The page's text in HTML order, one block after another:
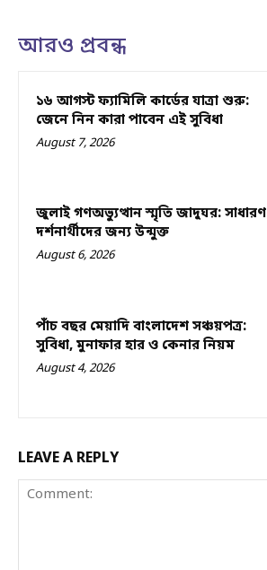
আরও প্রবন্ধ
১৬ আগস্ট ফ্যামিলি কার্ডের যাত্রা শুরু:
জেনে নিন কারা পাবেন এই সুবিধা
August 7, 2026
জুলাই গণঅভ্যুত্থান স্মৃতি জাদুঘর: সাধারণ
দর্শনার্থীদের জন্য উন্মুক্ত
August 6, 2026
পাঁচ বছর মেয়াদি বাংলাদেশ সঞ্চয়পত্র:
সুবিধা, মুনাফার হার ও কেনার নিয়ম
August 4, 2026
LEAVE A REPLY